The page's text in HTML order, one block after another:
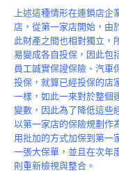
Product
上述這種情形在連鎖店
店，從第一家店開始，由
此財產之間也相對獨立，
易變成各自投保，因此包
員工誠實保證保險、汽車
投保，就算已經投保的店
一樣，如此一來對於整個
變數，因此為了降低這些
以第一家店的保險規劃作
用批加的方式加保到第一
一張大保單，並且在次年
則重新檢視與整合。